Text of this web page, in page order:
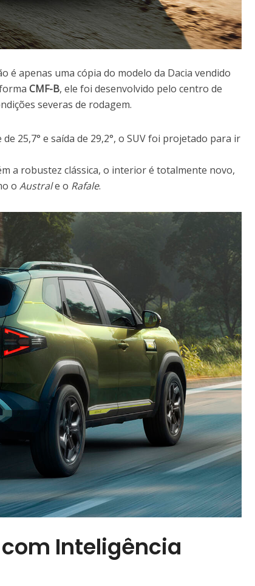
apenas uma cópia do modelo da Dacia vendido
CMF-B, ele foi desenvolvido pelo centro de
severas de rodagem.
25,7° e saída de 29,2°, o SUV foi projetado para ir
a robustez clássica, o interior é totalmente novo,
o Australe o Rafale.
Inteligência